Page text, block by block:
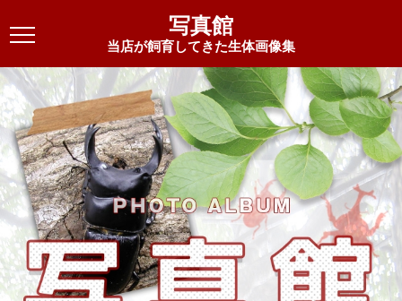
写真館
当店が飼育してきた生体画像集